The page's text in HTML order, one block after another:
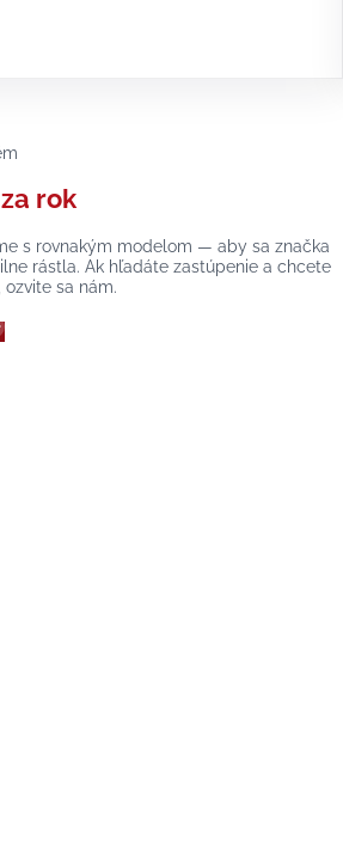
rok
s rovnakým modelom — aby sa značka
rástla. Ak hľadáte zastúpenie a chcete
sa nám.